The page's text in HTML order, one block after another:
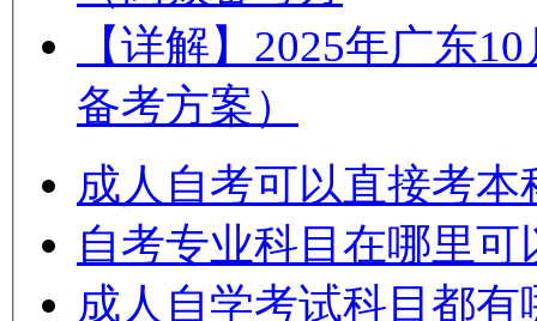
【详解】2025年广东
备考方案）
成人自考可以直接考本
自考专业科目在哪里可
成人自学考试科目都有